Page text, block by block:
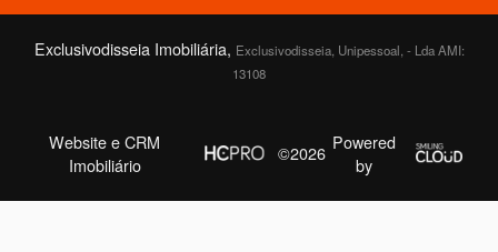
Exclusivodisseia Imobiliária, Exclusivodisseia, Unipessoal, - Lda AMI:
13108
Website e CRM
Imobiliário
©2026 Powered
by